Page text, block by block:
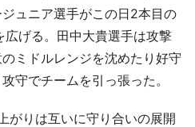
ュニア選手がこの日2本目の
げる。田中大貴選手は攻撃
ミドルレンジを沈めたり好守
守でチームを引っ張った。
がりは互いに守り合いの展開